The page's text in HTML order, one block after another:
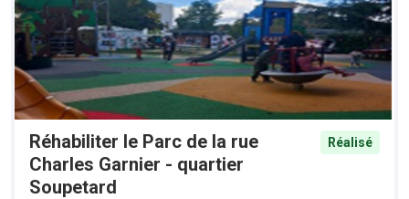
Réhabiliter le Parc de la rue
Charles Garnier - quartier
Soupetard
Réalisé